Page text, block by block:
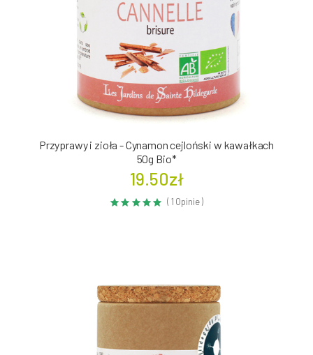
Przyprawy i zioła - Cynamon cejloński w kawałkach
50g Bio*
19.50zł
( 1 Opinie )